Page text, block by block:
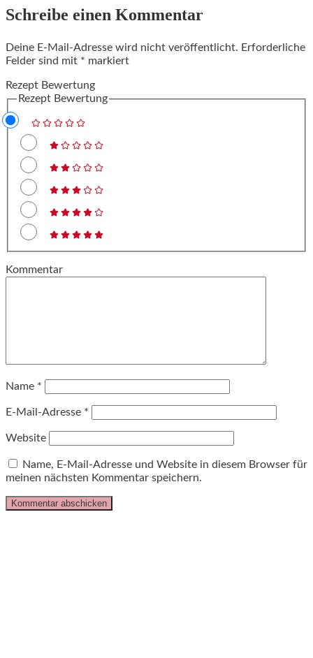
Schreibe einen Kommentar
Deine E-Mail-Adresse wird nicht veröffentlicht. Erforderliche
Felder sind mit * markiert
Rezept Bewertung
Rezept Bewertung
Kommentar
Name *
E-Mail-Adresse *
Website
Name, E-Mail-Adresse und Website in diesem Browser für
meinen nächsten Kommentar speichern.